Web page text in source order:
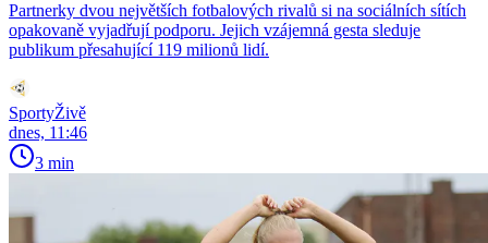
Partnerky dvou největších fotbalových rivalů si na sociálních sítích
opakovaně vyjadřují podporu. Jejich vzájemná gesta sleduje
publikum přesahující 119 milionů lidí.
SportyŽivě
dnes, 11:46
3 min